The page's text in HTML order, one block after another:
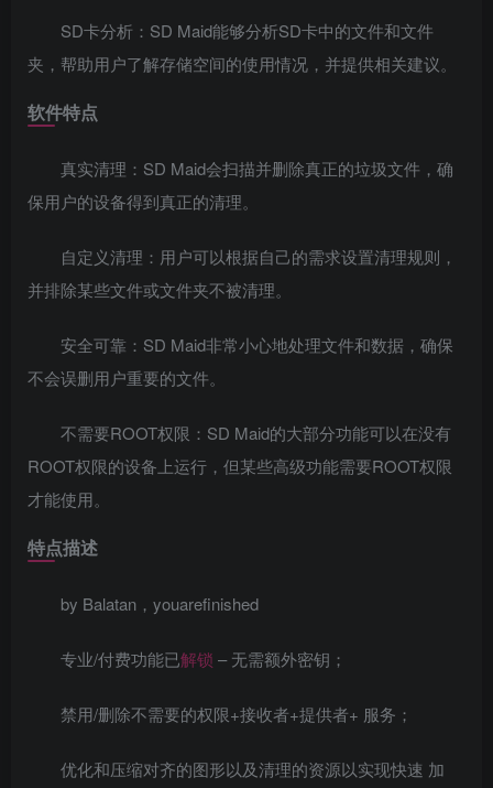
SD卡分析：SD Maid能够分析SD卡中的文件和文件
夹，帮助用户了解存储空间的使用情况，并提供相关建议。
软件特点
真实清理：SD Maid会扫描并删除真正的垃圾文件，确
保用户的设备得到真正的清理。
自定义清理：用户可以根据自己的需求设置清理规则，
并排除某些文件或文件夹不被清理。
安全可靠：SD Maid非常小心地处理文件和数据，确保
不会误删用户重要的文件。
不需要ROOT权限：SD Maid的大部分功能可以在没有
ROOT权限的设备上运行，但某些高级功能需要ROOT权限
才能使用。
特点描述
by Balatan，youarefinished
专业/付费功能已解锁 – 无需额外密钥；
禁用/删除不需要的权限+接收者+提供者+ 服务；
优化和压缩对齐的图形以及清理的资源以实现快速 加